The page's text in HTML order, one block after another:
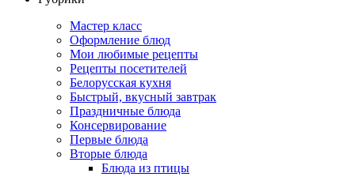
Мастер класс
Оформление блюд
Мои любимые рецепты
Рецепты посетителей
Белорусская кухня
Быстрый, вкусный завтрак
Праздничные блюда
Консервирование
Первые блюда
Вторые блюда
Блюда из птицы